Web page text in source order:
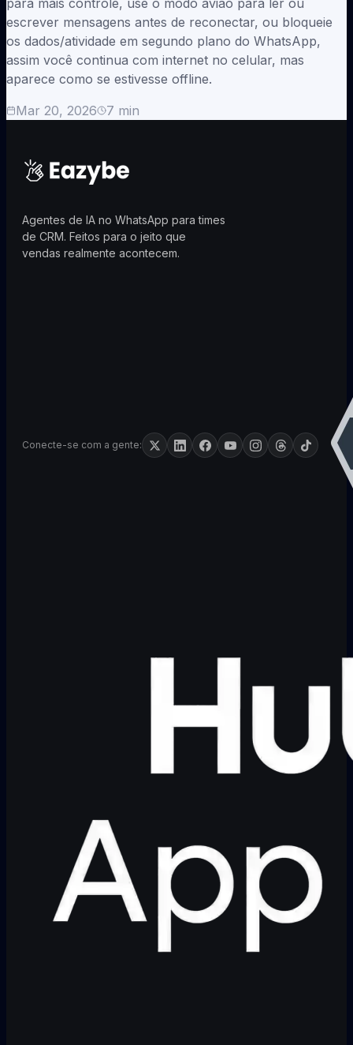
para mais controle, use o modo avião para ler ou
escrever mensagens antes de reconectar, ou bloqueie
os dados/atividade em segundo plano do WhatsApp,
assim você continua com internet no celular, mas
aparece como se estivesse offline.
Mar 20, 2026
7 min
Agentes de IA no WhatsApp para times
de CRM. Feitos para o jeito que
vendas realmente acontecem.
Conecte-se com a gente: